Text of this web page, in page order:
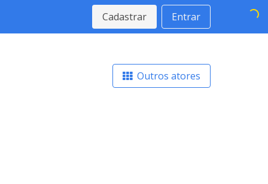
Cadastrar Entrar
Outros atores